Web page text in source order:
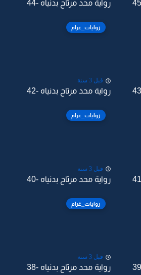
رواية محد مرتاح بدنياه -44
روايات_غرام
قبل 3 سنة
رواية محد مرتاح بدنياه -42
روايات_غرام
قبل 3 سنة
رواية محد مرتاح بدنياه -40
روايات_غرام
قبل 3 سنة
رواية محد مرتاح بدنياه -38